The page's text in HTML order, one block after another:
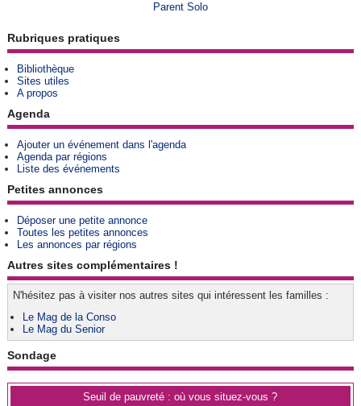
Parent Solo
Rubriques pratiques
Bibliothèque
Sites utiles
A propos
Agenda
Ajouter un événement dans l'agenda
Agenda par régions
Liste des événements
Petites annonces
Déposer une petite annonce
Toutes les petites annonces
Les annonces par régions
Autres sites complémentaires !
N'hésitez pas à visiter nos autres sites qui intéressent les familles :
Le Mag de la Conso
Le Mag du Senior
Sondage
Seuil de pauvreté : où vous situez-vous ?